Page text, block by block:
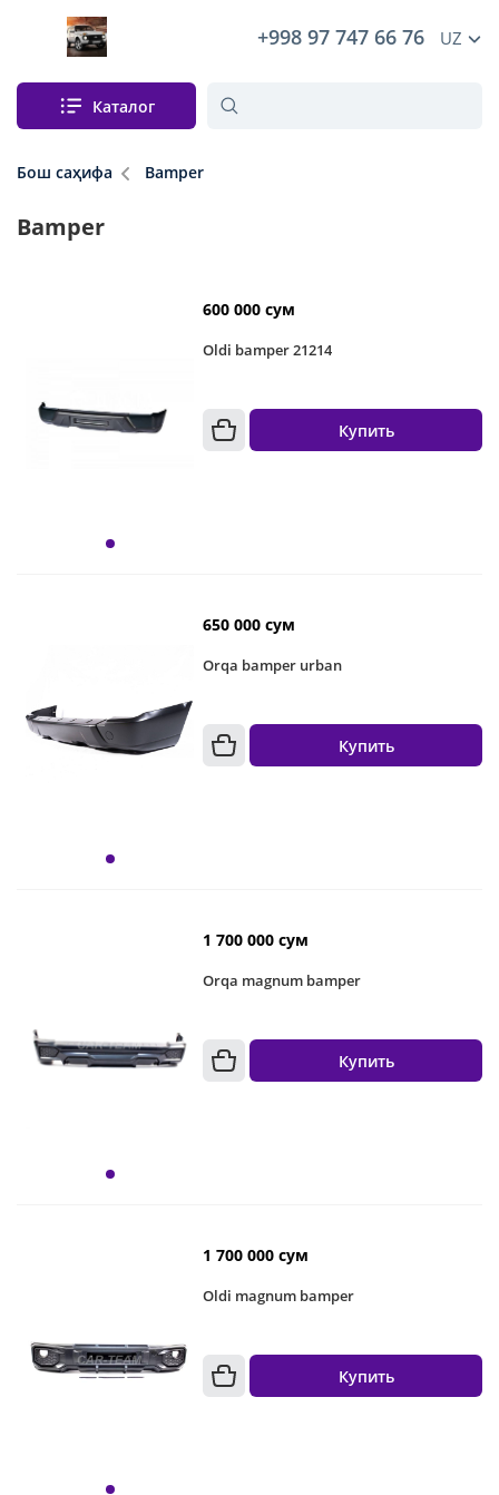
+998 97 747 66 76 UZ
Каталог
Бош саҳифа Bamper
Bamper
600 000 сум
Oldi bamper 21214
Купить
650 000 сум
Orqa bamper urban
Купить
1 700 000 сум
Orqa magnum bamper
Купить
1 700 000 сум
Oldi magnum bamper
Купить